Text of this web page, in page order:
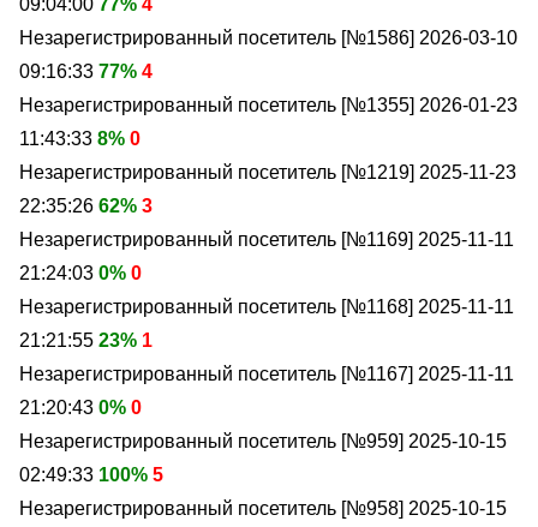
09:04:00 77% 4
Незарегистрированный посетитель [№1586] 2026-03-10
09:16:33 77% 4
Незарегистрированный посетитель [№1355] 2026-01-23
11:43:33 8% 0
Незарегистрированный посетитель [№1219] 2025-11-23
22:35:26 62% 3
Незарегистрированный посетитель [№1169] 2025-11-11
21:24:03 0% 0
Незарегистрированный посетитель [№1168] 2025-11-11
21:21:55 23% 1
Незарегистрированный посетитель [№1167] 2025-11-11
21:20:43 0% 0
Незарегистрированный посетитель [№959] 2025-10-15
02:49:33 100% 5
Незарегистрированный посетитель [№958] 2025-10-15